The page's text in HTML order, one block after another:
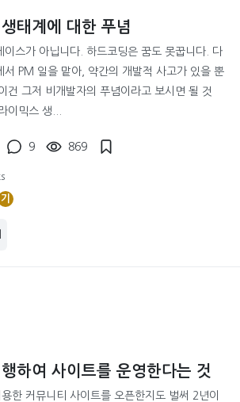
태계에 대한 푸념
이스가 아닙니다. 하드코딩은 꿈도 못꿉니다. 다
서 PM 일을 맡아, 약간의 개발적 사고가 있을 뿐
건 그저 비개발자의 푸념이라고 보시면 될 것
이믹스 생...
9 869
기
하여 사이트를 운영한다는 것
한 커뮤니티 사이트를 오픈한지도 벌써 2년이